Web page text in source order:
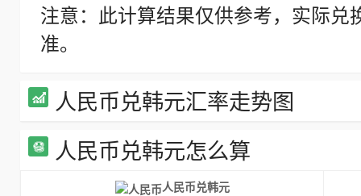
注意：此计算结果仅供参考，实际
准。
人民币兑韩元汇率走势图
人民币兑韩元怎么算
人民币兑韩元